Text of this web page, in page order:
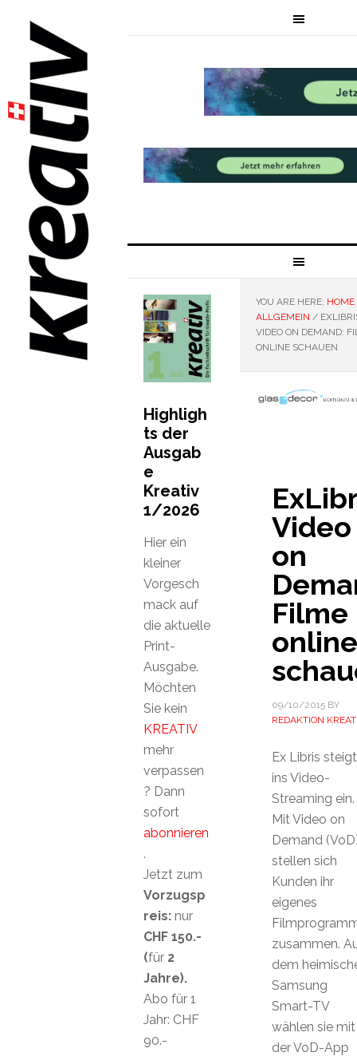
YOU ARE HERE: HOME
ALLGEMEIN /
VIDEO ON DEMAND:
ONLINE SCHAUEN
Video
on
Filme
online
09/10/2015BY
REDAKTION
Ex Libris steigt
ins Video-
Streaming ein.
Mit Video on
Demand
stellen sich
Kunden ihr
eigenes
zusammen.
dem
Samsung
Smart-TV
wählen sie mit
der VoD-App
Highligh
ts der
Ausgab
e
Kreativ
1/2026
Hier ein
kleiner
Vorgesch
mack auf
die aktuelle
Print-
Ausgabe.
Möchten
Sie kein
KREATIV
mehr
verpassen
? Dann
sofort
abonnieren
.
Jetzt zum
Vorzugsp
reis: nur
CHF 150.-
(für 2
Jahre).
Abo für 1
Jahr: CHF
90.-